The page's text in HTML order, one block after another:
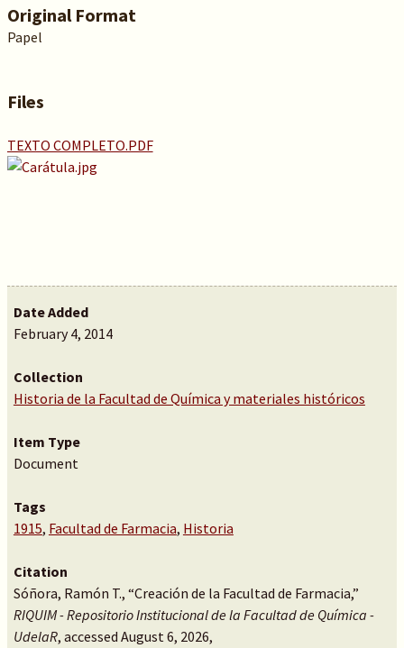
Original Format
Papel
Files
TEXTO COMPLETO.PDF
Date Added
February 4, 2014
Collection
Historia de la Facultad de Química y materiales históricos
Item Type
Document
Tags
1915, Facultad de Farmacia, Historia
Citation
Sóñora, Ramón T., “Creación de la Facultad de Farmacia,”
RIQUIM - Repositorio Institucional de la Facultad de Química -
UdelaR, accessed August 6, 2026,